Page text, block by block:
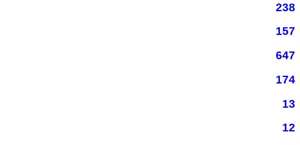
238
157
647
174
13
12